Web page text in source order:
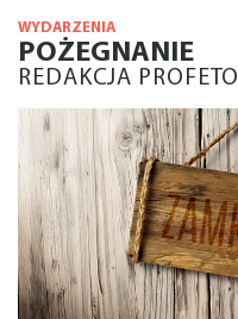
WYDARZENIA
POŻEGNANIE
REDAKCJA PROFETO